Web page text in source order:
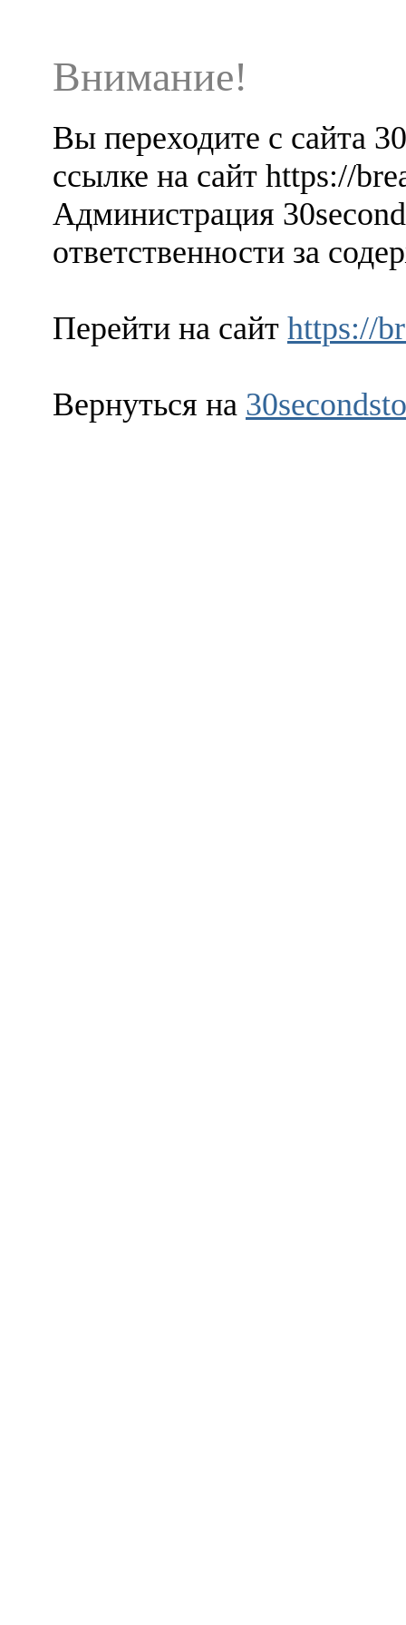
Внимание!
Вы переходите с сайта
ссылке на сайт https://
Администрация
ответственности за
Перейти на сайт https://
Вернуться на